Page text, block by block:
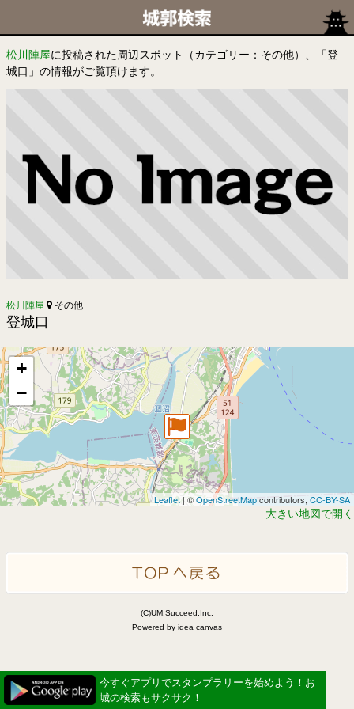
松川陣屋に投稿された周辺スポット（カテゴリー：その他）、「登
城口」の情報がご覧頂けます。
松川陣屋 その他
登城口
+
−
Leaflet | ©OpenStreetMapcontributors, CC-BY-SA
大きい地図で開く
(C)UM.Succeed,Inc.
Powered by idea canvas
今すぐアプリでスタンプラリーを始めよう！お
城の検索もサクサク！